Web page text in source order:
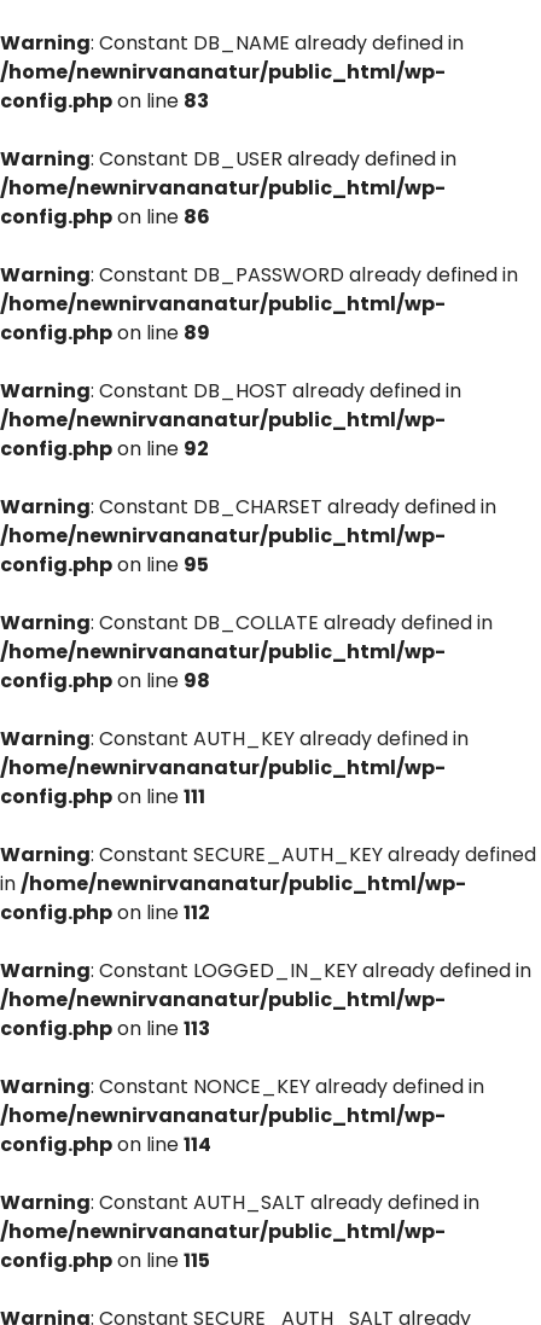
Warning: Constant DB_NAME already defined in
/home/newnirvananatur/public_html/wp-
config.phpon line 83
Warning: Constant DB_USER already defined in
/home/newnirvananatur/public_html/wp-
config.phpon line 86
Warning: Constant DB_PASSWORD already defined in
/home/newnirvananatur/public_html/wp-
config.phpon line 89
Warning: Constant DB_HOST already defined in
/home/newnirvananatur/public_html/wp-
config.phpon line 92
Warning: Constant DB_CHARSET already defined in
/home/newnirvananatur/public_html/wp-
config.phpon line 95
Warning: Constant DB_COLLATE already defined in
/home/newnirvananatur/public_html/wp-
config.phpon line 98
Warning: Constant AUTH_KEY already defined in
/home/newnirvananatur/public_html/wp-
config.phpon line111
Warning: Constant SECURE_AUTH_KEY already defined
in/home/newnirvananatur/public_html/wp-
config.phpon line112
Warning: Constant LOGGED_IN_KEY already defined in
/home/newnirvananatur/public_html/wp-
config.phpon line113
Warning: Constant NONCE_KEY already defined in
/home/newnirvananatur/public_html/wp-
config.phpon line114
Warning: Constant AUTH_SALT already defined in
/home/newnirvananatur/public_html/wp-
config.phpon line115
Warning: Constant SECURE_AUTH_SALT already